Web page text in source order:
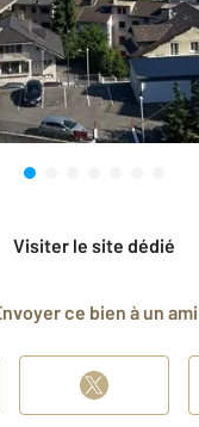
Visiter le site dédié
Envoyer ce bien à un ami